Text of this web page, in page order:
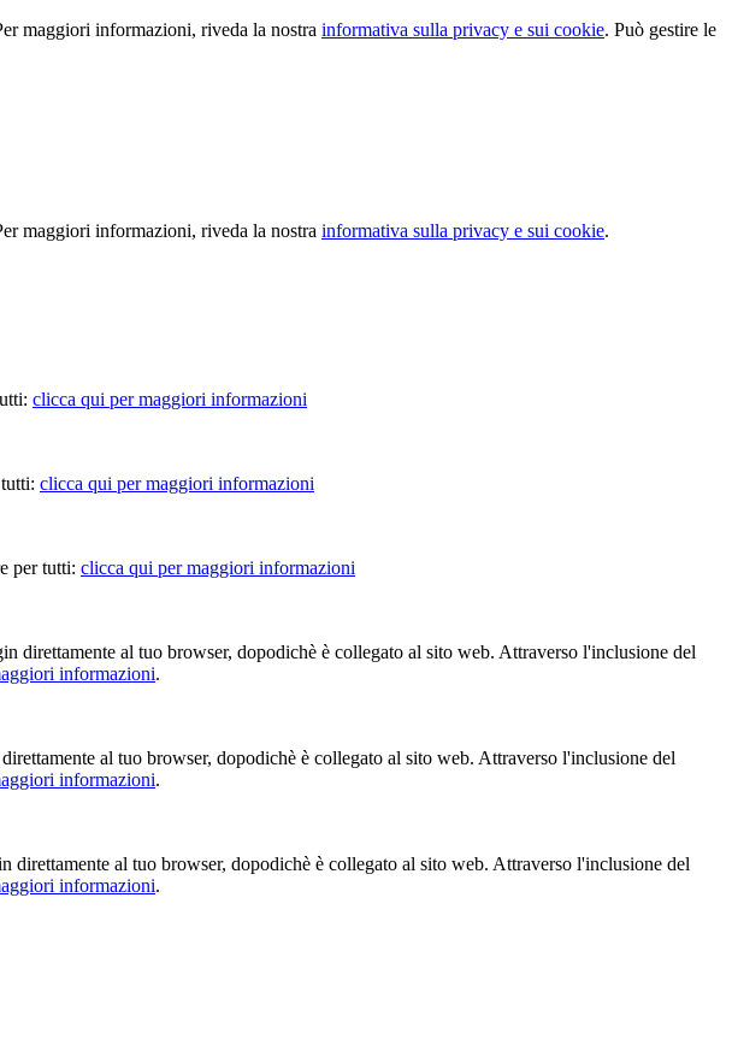
maggiori informazioni, riveda la nostra informativa sulla privacy e sui cookie. Può gestire le
maggiori informazioni, riveda la nostra informativa sulla privacy e sui cookie.
clicca qui per maggiori informazioni
clicca qui per maggiori informazioni
per tutti: clicca qui per maggiori informazioni
al tuo browser, dopodichè è collegato al sito web. Attraverso l'inclusione del
informazioni.
al tuo browser, dopodichè è collegato al sito web. Attraverso l'inclusione del
informazioni.
al tuo browser, dopodichè è collegato al sito web. Attraverso l'inclusione del
informazioni.